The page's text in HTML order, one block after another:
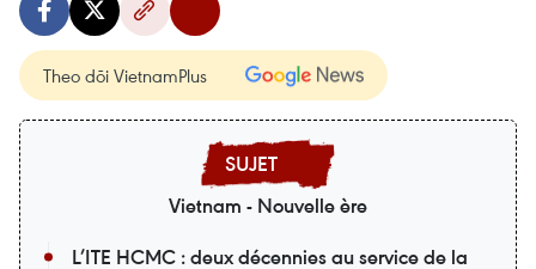
Theo dõi VietnamPlus
Vietnam - Nouvelle ère
L’ITE HCMC : deux décennies au service de la